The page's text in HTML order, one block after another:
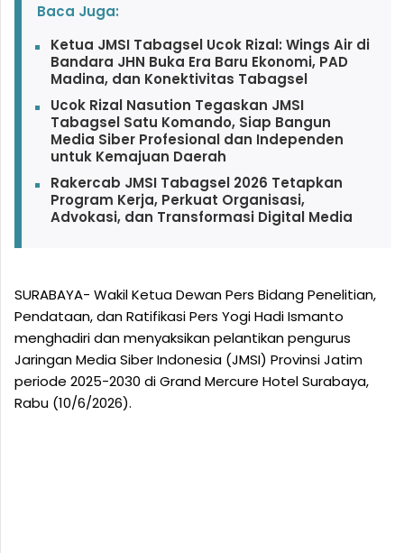
Baca Juga:
Ketua JMSI Tabagsel Ucok Rizal: Wings Air di
Bandara JHN Buka Era Baru Ekonomi, PAD
Madina, dan Konektivitas Tabagsel
Ucok Rizal Nasution Tegaskan JMSI
Tabagsel Satu Komando, Siap Bangun
Media Siber Profesional dan Independen
untuk Kemajuan Daerah
Rakercab JMSI Tabagsel 2026 Tetapkan
Program Kerja, Perkuat Organisasi,
Advokasi, dan Transformasi Digital Media
SURABAYA- Wakil Ketua Dewan Pers Bidang Penelitian,
Pendataan, dan Ratifikasi Pers Yogi Hadi Ismanto
menghadiri dan menyaksikan pelantikan pengurus
Jaringan Media Siber Indonesia (JMSI) Provinsi Jatim
periode 2025-2030 di Grand Mercure Hotel Surabaya,
Rabu (10/6/2026).